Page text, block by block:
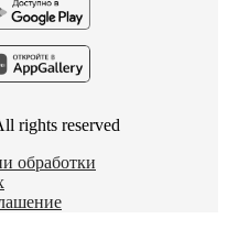
rights reserved
обработки